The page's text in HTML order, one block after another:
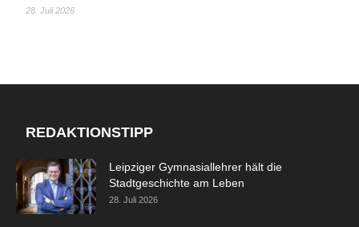
28. Juli 2026
REDAKTIONSTIPP
Leipziger Gymnasiallehrer hält die
Stadtgeschichte am Leben
28. Juli 2026